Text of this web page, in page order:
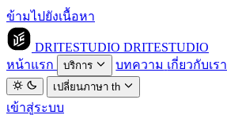
ข้ามไปยังเนื้อหา
DRITESTUDIO DRITESTUDIO
หน้าแรก
บริการ บทความ เกี่ยวกับเรา
เปลี่ยนภาษาth
เข้าสู่ระบบ